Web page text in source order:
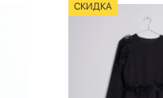
СКИДКА